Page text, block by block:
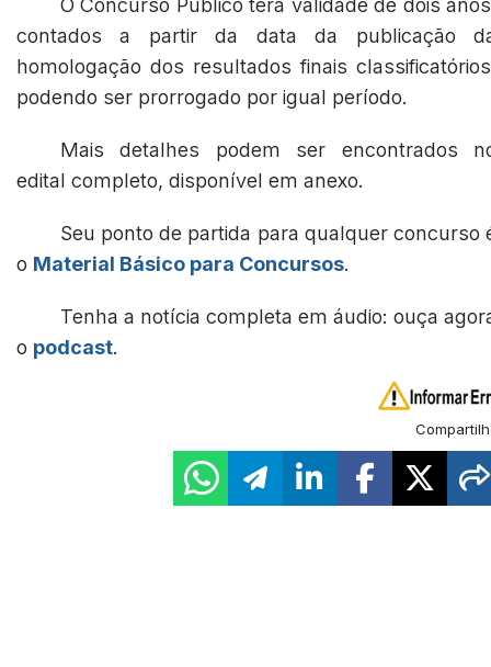
O Concurso Público terá validade de dois
contados a partir da data da publicação
homologação dos resultados finais
podendo ser prorrogado por igual período.
Mais detalhes podem ser encontrados
edital completo, disponível em anexo.
Seu ponto de partida para qualquer concurso
o Material Básico para Concursos.
Tenha a notícia completa em áudio: ouça
o podcast.